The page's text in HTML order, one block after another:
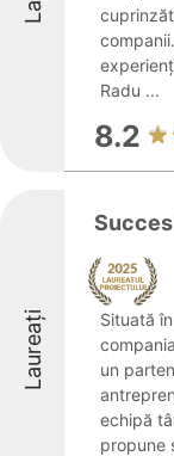
Radu ...
8.2
Laureați
Situată
un
echipă
propune